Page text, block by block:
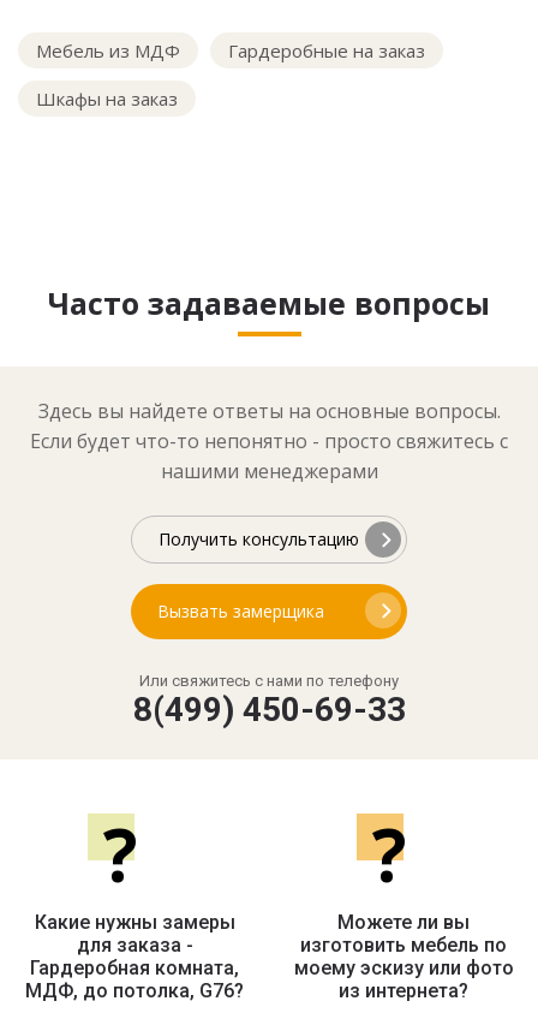
Мебель из МДФ
Гардеробные на заказ
Шкафы на заказ
Часто задаваемые вопросы
Здесь вы найдете ответы на основные вопросы.
Если будет что-то непонятно - просто свяжитесь с
нашими менеджерами
Получить консультацию
Вызвать замерщика
Или свяжитесь с нами по телефону
8(499) 450-69-33
?
Какие нужны замеры
для заказа -
Гардеробная комната,
МДФ, до потолка, G76?
?
Можете ли вы
изготовить мебель по
моему эскизу или фото
из интернета?